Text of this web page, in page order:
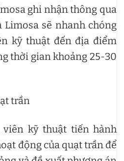
ghi nhận thông qua
Limosa sẽ nhanh chóng
kỹ thuật đến địa điểm
thời gian khoảng 25-30
trần
kỹ thuật tiến hành
động của quạt trần để